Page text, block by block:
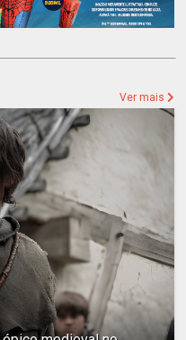
Ver mais